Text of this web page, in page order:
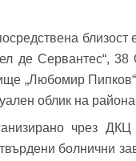
де Сервантес“,
„Любомир
облик на
чрез
болнични